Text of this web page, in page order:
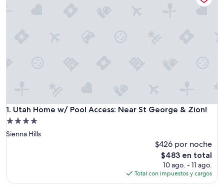
1. Utah Home w/ Pool Access: Near St George & Zion!
Utah Home w/ Pool Access: Near St George & Zion!
Propiedad
de
Sienna Hills
$426 por noche
El
precio
actual
es
$483 en total
10 ago. - 11 ago.
Total con impuestos y cargos